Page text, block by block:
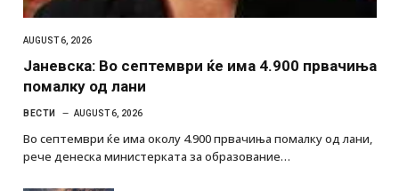
AUGUST 6, 2026
Јаневска: Во септември ќе има 4.900 првачиња
помалку од лани
ВЕСТИ AUGUST 6, 2026
Во септември ќе има околу 4.900 првачиња помалку од лани,
рече денеска министерката за образование…